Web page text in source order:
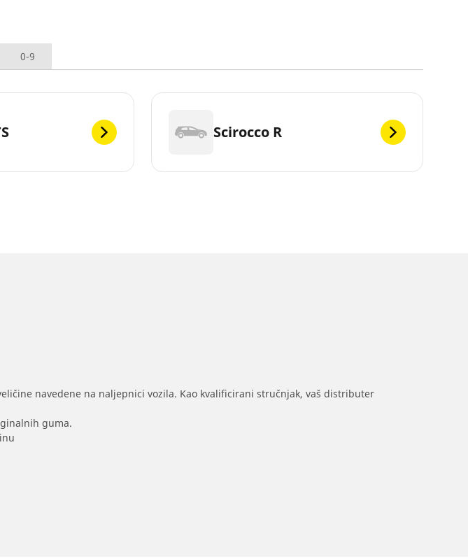
0-9
Scirocco R
navedene na naljepnici vozila. Kao kvalificirani stručnjak, vaš distributer
guma.